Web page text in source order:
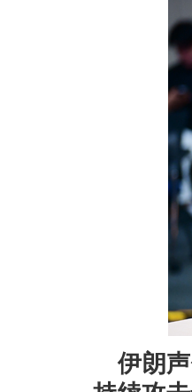
伊朗